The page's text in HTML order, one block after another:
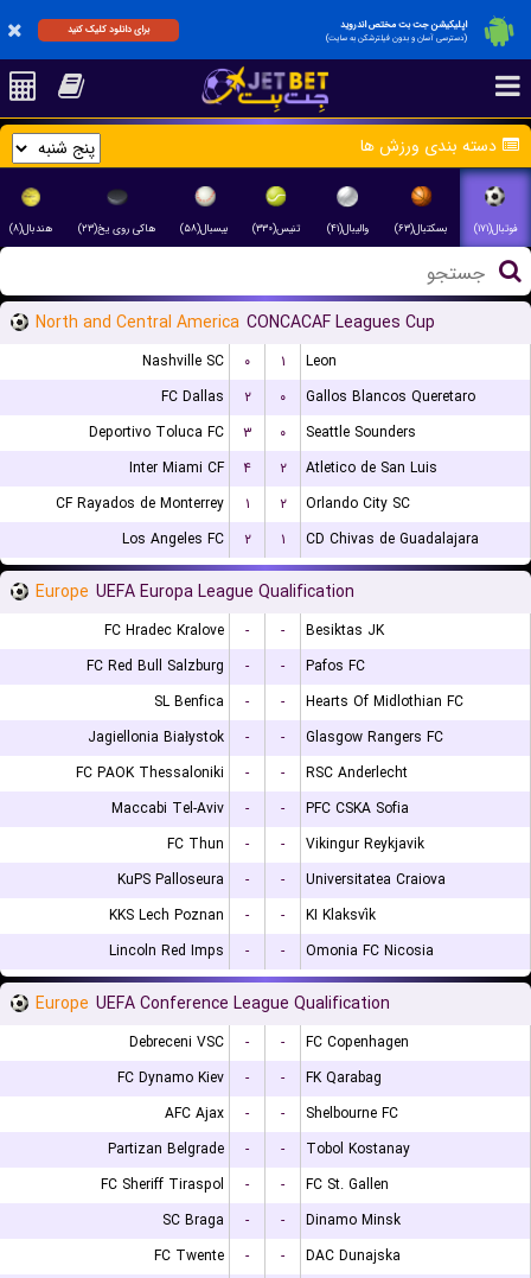
اپلیکیشن جت بت مختص اندروید
(دسترسی آسان و بدون فیلترشکن به سایت)
برای دانلود کلیک کنید
دسته بندی ورزش ها
فوتبال(۱۷۱) بسکتبال(۶۳) والیبال(۴۱) تنیس(۳۳۰) بیسبال(۵۸) هاکی روی یخ(۲۳) هندبال(۸)
North and Central America CONCACAF Leagues Cup
Nashville SC ۰ ۱
Leon
FC Dallas
۲ ۰
Gallos Blancos Queretaro
Deportivo Toluca FC
۳ ۰
Seattle Sounders
Inter Miami CF
۴ ۲
Atletico de San Luis
CF Rayados de Monterrey
۱ ۲
Orlando City SC
Los Angeles FC
۲ ۱ CD Chivas de Guadalajara
Europe UEFA Europa League Qualification
FC Hradec Kralove - -
Besiktas JK
FC Red Bull Salzburg
- -
Pafos FC
SL Benfica
- -
Hearts Of Midlothian FC
Jagiellonia Białystok
- -
Glasgow Rangers FC
FC PAOK Thessaloniki
- -
RSC Anderlecht
Maccabi Tel-Aviv
- -
PFC CSKA Sofia
FC Thun
- -
Vikingur Reykjavik
KuPS Palloseura
- -
Universitatea Craiova
KKS Lech Poznan
- -
KI Klaksvík
Lincoln Red Imps
- - Omonia FC Nicosia
Europe UEFA Conference League Qualification
Debreceni VSC - -
FC Copenhagen
FC Dynamo Kiev
- -
FK Qarabag
AFC Ajax
- -
Shelbourne FC
Partizan Belgrade
- -
Tobol Kostanay
FC Sheriff Tiraspol
- -
FC St. Gallen
SC Braga
- -
Dinamo Minsk
FC Twente
- -
DAC Dunajska